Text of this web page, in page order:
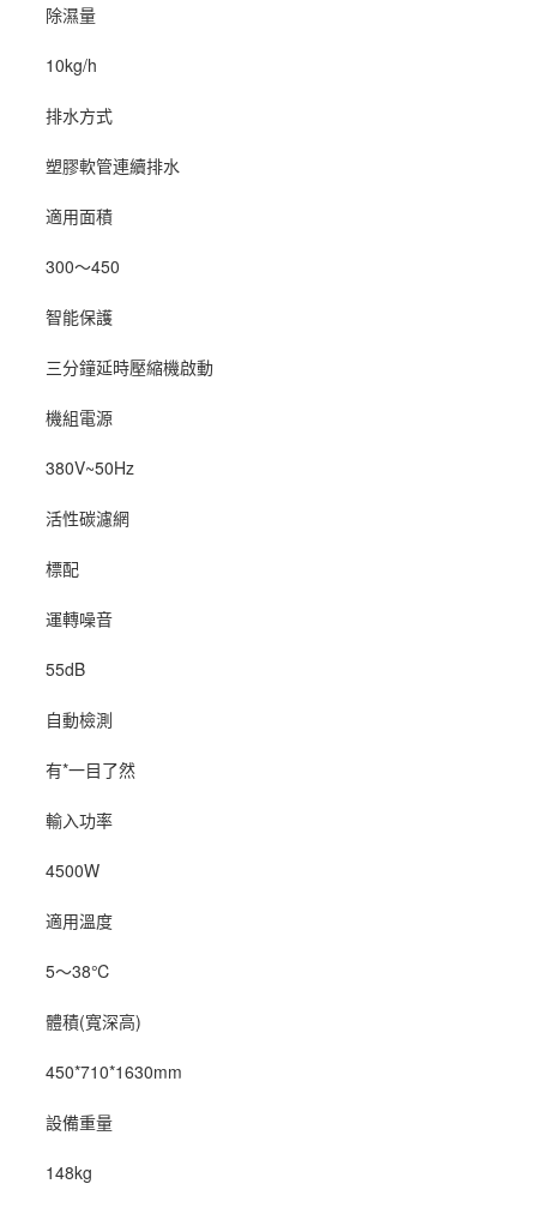
除濕量
10kg/h
排水方式
塑膠軟管連續排水
適用面積
300～450
智能保護
三分鐘延時壓縮機啟動
機組電源
380V~50Hz
活性碳濾網
標配
運轉噪音
55dB
自動檢測
有*一目了然
輸入功率
4500W
適用溫度
5～38℃
體積(寬深高)
450*710*1630mm
設備重量
148kg